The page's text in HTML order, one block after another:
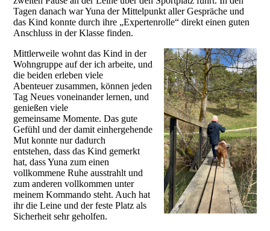
Tagen danach war Yuna der Mittelpunkt aller Gespräche und
das Kind konnte durch ihre „Expertenrolle“ direkt einen guten
Anschluss in der Klasse finden.
Mittlerweile wohnt das Kind in der
Wohngruppe auf der ich arbeite, und
die beiden erleben viele
Abenteuer zusammen, können jeden
Tag Neues voneinander lernen, und
genießen viele
gemeinsame Momente. Das gute
Gefühl und der damit einhergehende
Mut konnte nur dadurch
entstehen, dass das Kind gemerkt
hat, dass Yuna zum einen
vollkommene Ruhe ausstrahlt und
zum anderen vollkommen unter
meinem Kommando steht. Auch hat
ihr die Leine und der feste Platz als
Sicherheit sehr geholfen.